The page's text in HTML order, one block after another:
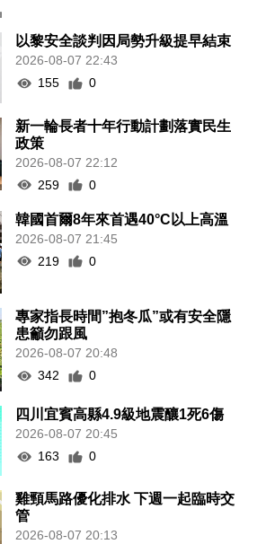
以黎安全談判因局勢升級提早結束
2026-08-07 22:43
155
0
新一輪長者十年行動計劃落實民生
政策
2026-08-07 22:12
259
0
韓國首爾8年來首遇40°C以上高溫
2026-08-07 21:45
219
0
專家指長時間”抱冬瓜”或有安全隱
患籲勿跟風
2026-08-07 20:48
342
0
四川宜賓高縣4.9級地震釀1死6傷
2026-08-07 20:45
163
0
雞頸馬路優化排水 下週一起臨時交
管
2026-08-07 20:13